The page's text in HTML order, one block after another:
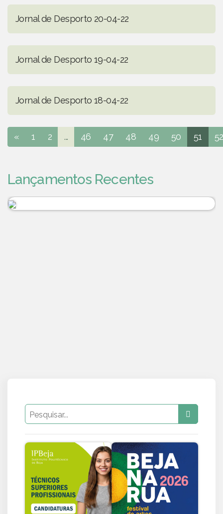
Jornal de Desporto 20-04-22
Jornal de Desporto 19-04-22
Jornal de Desporto 18-04-22
« 1 2 ... 46 47 48 49 50 51 52
Lançamentos Recentes